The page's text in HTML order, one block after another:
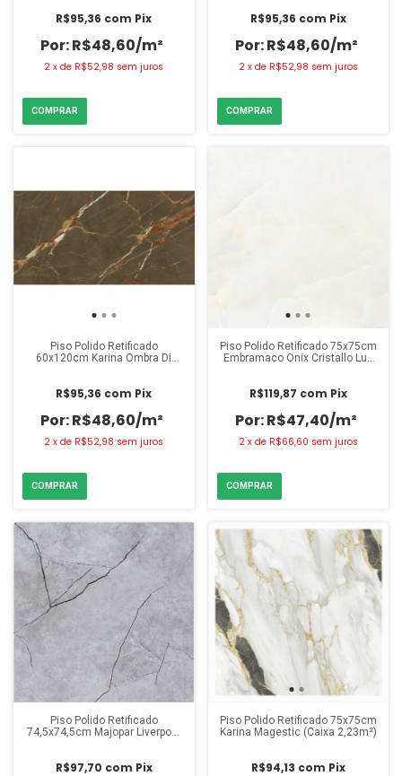
R$48,60/m²
R$95,36 com Pix
2 xde R$52,98 sem juros
R$48,60/m²
R$95,36 com Pix
2 x de R$52,98 sem juros
Piso Polido Retificado
60x120cm Karina Ombra Di
R$48,60/m²
R$95,36 com Pix
2 xde R$52,98 sem juros
Piso Polido Retificado 75x75cm
Embramaco Onix Cristallo Lux
R$47,40/m²
R$119,87 com Pix
2 x de R$66,60 sem juros
Piso Polido Retificado
74,5x74,5cm Majopar Liverpool
R$97,70 com Pix
Piso Polido Retificado 75x75cm
Karina Magestic (Caixa 2,23m²)
R$94,13 com Pix